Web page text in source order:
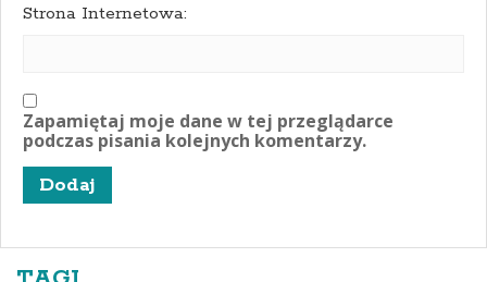
Strona Internetowa:
Zapamiętaj moje dane w tej przeglądarce
podczas pisania kolejnych komentarzy.